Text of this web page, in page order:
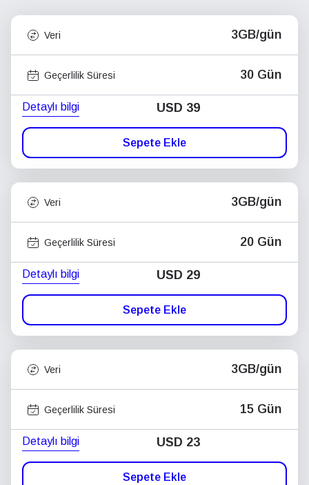
Veri 3GB/gün
Geçerlilik Süresi 30 Gün
Detaylı bilgi USD 39
Sepete Ekle
Veri 3GB/gün
Geçerlilik Süresi 20 Gün
Detaylı bilgi USD 29
Sepete Ekle
Veri 3GB/gün
Geçerlilik Süresi 15 Gün
Detaylı bilgi USD 23
Sepete Ekle